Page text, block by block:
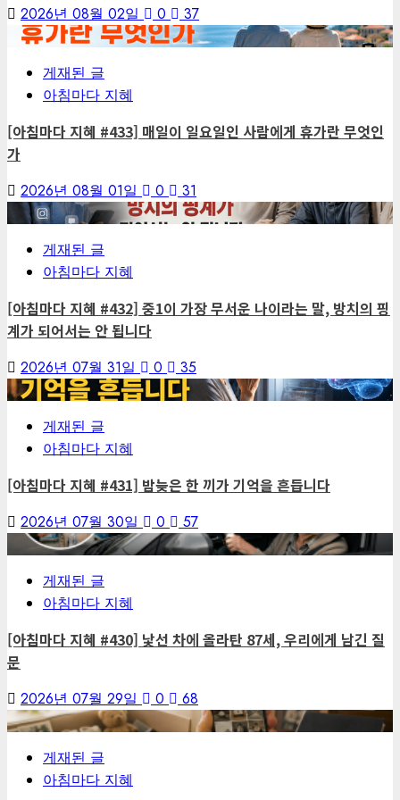
2026년 08월 02일 0
37
게재된 글
아침마다 지혜
[아침마다 지혜 #433] 매일이 일요일인 사람에게 휴가란 무엇인
가
2026년 08월 01일 0
31
게재된 글
아침마다 지혜
[아침마다 지혜 #432] 중1이 가장 무서운 나이라는 말, 방치의 핑
계가 되어서는 안 됩니다
2026년 07월 31일 0
35
5
게재된 글
아침마다 지혜
[아침마다 지혜 #431] 밤늦은 한 끼가 기억을 흔듭니다
2026년 07월 30일 0
57
6
게재된 글
아침마다 지혜
[아침마다 지혜 #430] 낯선 차에 올라탄 87세, 우리에게 남긴 질
문
2026년 07월 29일 0
68
7
게재된 글
아침마다 지혜